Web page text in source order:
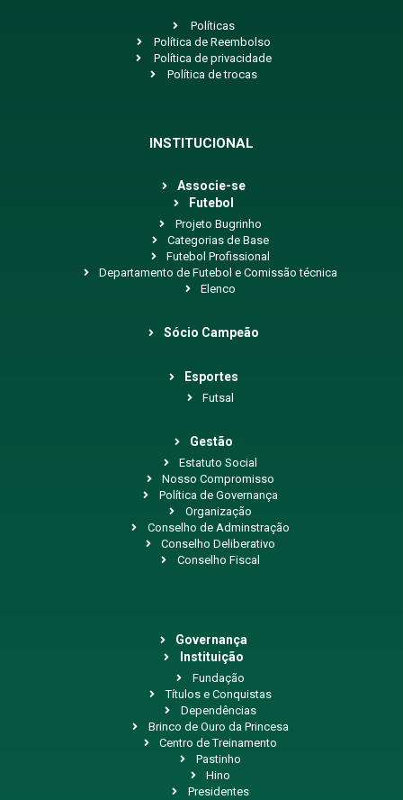
Políticas
Política de Reembolso
Política de privacidade
Política de trocas
INSTITUCIONAL
Associe-se
Futebol
Projeto Bugrinho
Categorias de Base
Futebol Profissional
Departamento de Futebol e Comissão técnica
Elenco
Sócio Campeão
Esportes
Futsal
Gestão
Estatuto Social
Nosso Compromisso
Política de Governança
Organização
Conselho de Adminstração
Conselho Deliberativo
Conselho Fiscal
Governança
Instituição
Fundação
Títulos e Conquistas
Dependências
Brinco de Ouro da Princesa
Centro de Treinamento
Pastinho
Hino
Presidentes